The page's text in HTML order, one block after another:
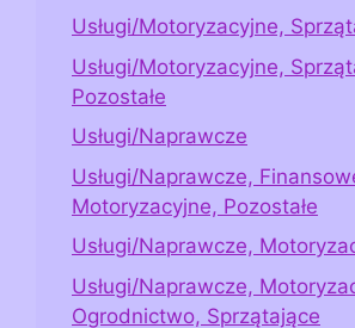
Usługi/Motoryzacyjne,
Usługi/Motoryzacyjne,
Pozostałe
Usługi/Naprawcze
Usługi/Naprawcze,
Motoryzacyjne, Pozostałe
Usługi/Naprawcze,
Usługi/Naprawcze,
Ogrodnictwo, Sprzątające